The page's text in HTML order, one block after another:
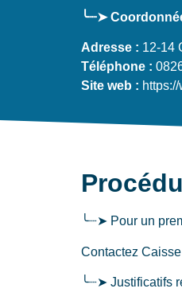
╰┈➤
Adresse : 12-14
Téléphone :
Site web :
╰┈➤ Pour un
Contactez
╰┈➤ Justificatifs